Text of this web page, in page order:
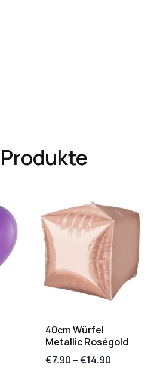
40cm Würfel
Metallic Roségold
€7.90 –€14.90